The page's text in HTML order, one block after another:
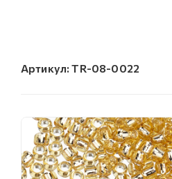
Артикул: TR-08-0022